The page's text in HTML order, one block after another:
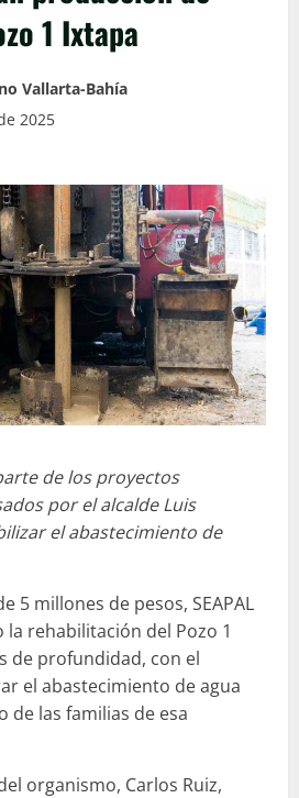
1 Ixtapa
Vallarta-Bahía
2025
de los proyectos
por el alcalde Luis
el abastecimiento de
5 millones de pesos, SEAPAL
la rehabilitación del Pozo 1
de profundidad, con el
el abastecimiento de agua
de las familias de esa
organismo, Carlos Ruiz,